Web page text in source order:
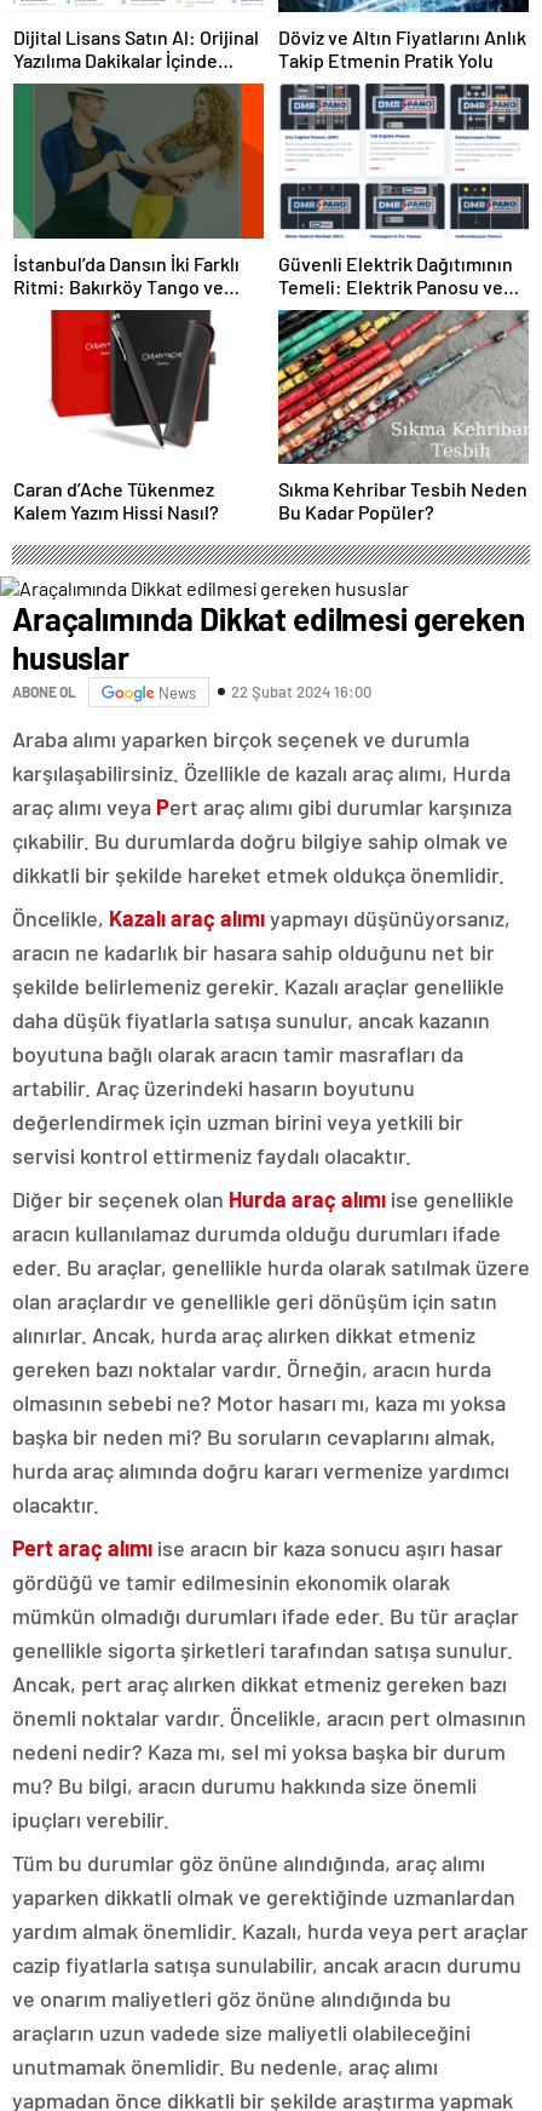
Dijital Lisans Satın Al: Orijinal
Yazılıma Dakikalar İçinde
Sahip Olun
Döviz ve Altın Fiyatlarını Anlık
Takip Etmenin Pratik Yolu
İstanbul’da Dansın İki Farklı
Ritmi: Bakırköy Tango ve
Kadıköy Salsa Kursları
Güvenli Elektrik Dağıtımının
Temeli: Elektrik Panosu ve
Şantiye Panosu Rehberi
Caran d’Ache Tükenmez
Kalem Yazım Hissi Nasıl?
Sıkma Kehribar Tesbih Neden
Bu Kadar Popüler?
Araçalımında Dikkat edilmesi gereken
hususlar
ABONE OL News 22 Şubat 2024 16:00
Araba alımı yaparken birçok seçenek ve durumla
karşılaşabilirsiniz. Özellikle de kazalı araç alımı, Hurda
araç alımı veya Pert araç alımı gibi durumlar karşınıza
çıkabilir. Bu durumlarda doğru bilgiye sahip olmak ve
dikkatli bir şekilde hareket etmek oldukça önemlidir.
Öncelikle, Kazalı araç alımıyapmayı düşünüyorsanız,
aracın ne kadarlık bir hasara sahip olduğunu net bir
şekilde belirlemeniz gerekir. Kazalı araçlar genellikle
daha düşük fiyatlarla satışa sunulur, ancak kazanın
boyutuna bağlı olarak aracın tamir masrafları da
artabilir. Araç üzerindeki hasarın boyutunu
değerlendirmek için uzman birini veya yetkili bir
servisi kontrol ettirmeniz faydalı olacaktır.
Diğer bir seçenek olan Hurda araç alımı ise genellikle
aracın kullanılamaz durumda olduğu durumları ifade
eder. Bu araçlar, genellikle hurda olarak satılmak üzere
olan araçlardır ve genellikle geri dönüşüm için satın
alınırlar. Ancak, hurda araç alırken dikkat etmeniz
gereken bazı noktalar vardır. Örneğin, aracın hurda
olmasının sebebi ne? Motor hasarı mı, kaza mı yoksa
başka bir neden mi? Bu soruların cevaplarını almak,
hurda araç alımında doğru kararı vermenize yardımcı
olacaktır.
Pert araç alımı ise aracın bir kaza sonucu aşırı hasar
gördüğü ve tamir edilmesinin ekonomik olarak
mümkün olmadığı durumları ifade eder. Bu tür araçlar
genellikle sigorta şirketleri tarafından satışa sunulur.
Ancak, pert araç alırken dikkat etmeniz gereken bazı
önemli noktalar vardır. Öncelikle, aracın pert olmasının
nedeni nedir? Kaza mı, sel mi yoksa başka bir durum
mu? Bu bilgi, aracın durumu hakkında size önemli
ipuçları verebilir.
Tüm bu durumlar göz önüne alındığında, araç alımı
yaparken dikkatli olmak ve gerektiğinde uzmanlardan
yardım almak önemlidir. Kazalı, hurda veya pert araçlar
cazip fiyatlarla satışa sunulabilir, ancak aracın durumu
ve onarım maliyetleri göz önüne alındığında bu
araçların uzun vadede size maliyetli olabileceğini
unutmamak önemlidir. Bu nedenle, araç alımı
yapmadan önce dikkatli bir şekilde araştırma yapmak